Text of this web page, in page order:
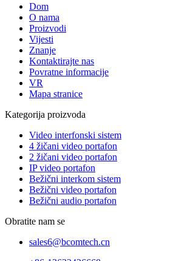
Dom
O nama
Proizvodi
Vijesti
Znanje
Kontaktirajte nas
Povratne informacije
VR
Mapa stranice
Kategorija proizvoda
Video interfonski sistem
4 žičani video portafon
2 žičani video portafon
IP video portafon
Bežični interkom sistem
Bežični video portafon
Bežični audio portafon
Obratite nam se
sales6@bcomtech.cn